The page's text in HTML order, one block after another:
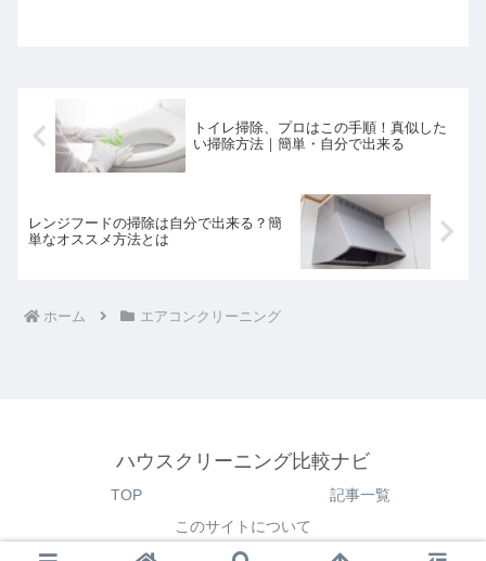
トイレ掃除、プロはこの手順！真似した
い掃除方法｜簡単・自分で出来る
レンジフードの掃除は自分で出来る？簡
単なオススメ方法とは
ホーム エアコンクリーニング
ハウスクリーニング比較ナビ
TOP
記事一覧
このサイトについて